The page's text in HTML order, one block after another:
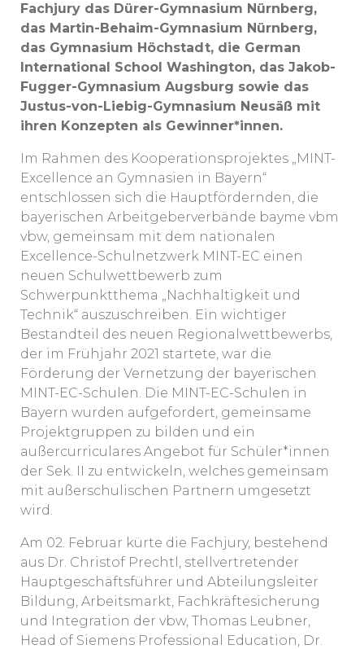
Fachjury das Dürer-Gymnasium Nürnberg,
das Martin-Behaim-Gymnasium Nürnberg,
das Gymnasium Höchstadt, die German
International School Washington, das Jakob-
Fugger-Gymnasium Augsburg sowie das
Justus-von-Liebig-Gymnasium Neusäß mit
ihren Konzepten als Gewinner*innen.
Im Rahmen des Kooperationsprojektes „MINT-
Excellence an Gymnasien in Bayern“
entschlossen sich die Hauptfördernden, die
bayerischen Arbeitgeberverbände bayme vbm
vbw, gemeinsam mit dem nationalen
Excellence-Schulnetzwerk MINT-EC einen
neuen Schulwettbewerb zum
Schwerpunktthema „Nachhaltigkeit und
Technik“ auszuschreiben. Ein wichtiger
Bestandteil des neuen Regionalwettbewerbs,
der im Frühjahr 2021 startete, war die
Förderung der Vernetzung der bayerischen
MINT-EC-Schulen. Die MINT-EC-Schulen in
Bayern wurden aufgefordert, gemeinsame
Projektgruppen zu bilden und ein
außercurriculares Angebot für Schüler*innen
der Sek. II zu entwickeln, welches gemeinsam
mit außerschulischen Partnern umgesetzt
wird.
Am 02. Februar kürte die Fachjury, bestehend
aus Dr. Christof Prechtl, stellvertretender
Hauptgeschäftsführer und Abteilungsleiter
Bildung, Arbeitsmarkt, Fachkräftesicherung
und Integration der vbw, Thomas Leubner,
Head of Siemens Professional Education, Dr.